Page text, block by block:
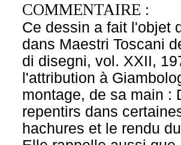
COMMENTAIRE :
Ce dessin a fait l'objet
dans Maestri Toscani
di disegni, vol. XXII,
l'attribution à
montage, de sa main :
repentirs dans
hachures et le rendu